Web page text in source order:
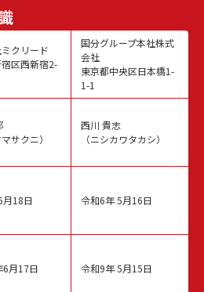
クリード
区西新宿2-
サクニ）
月18日
6月17日
国分グループ本社株式
会社
東京都中央区日本橋1-
1-1
西川 貴志
（ニシカワタカシ）
令和6年 5月16日
令和9年 5月15日